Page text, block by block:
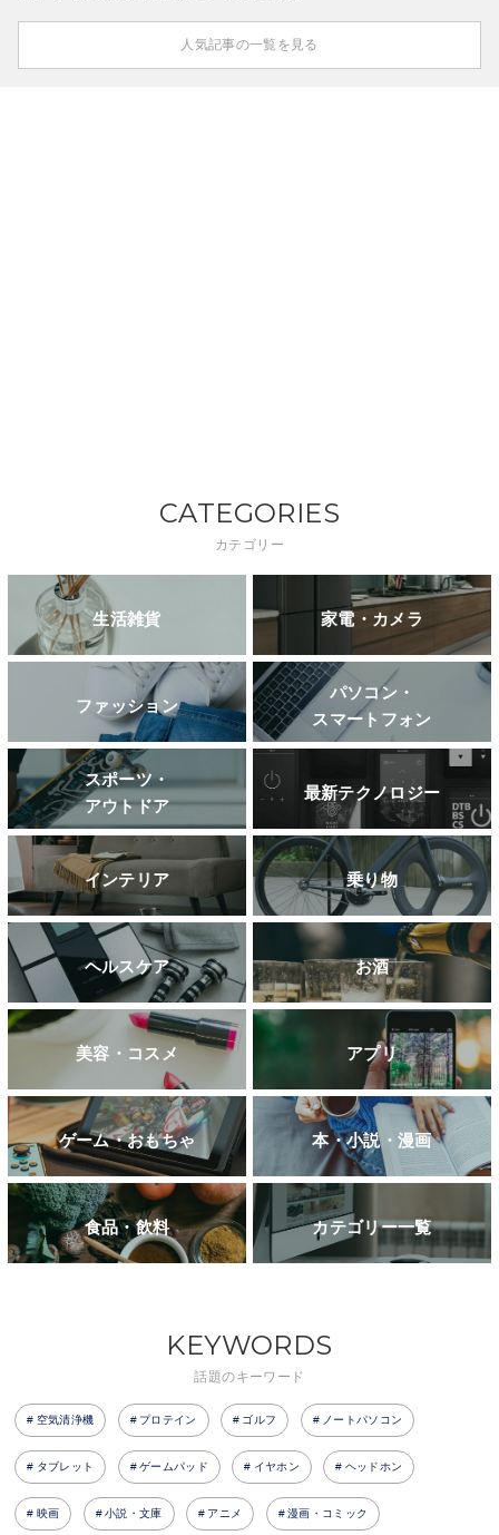
人気記事の一覧を見る
CATEGORIES
カテゴリー
生活雑貨 家電・カメラ
ファッション
パソコン・
スマートフォン
スポーツ・
アウトドア
最新テクノロジー
インテリア 乗り物
ヘルスケア お酒
美容・コスメ アプリ
ゲーム・おもちゃ 本・小説・漫画
食品・飲料 カテゴリー一覧
KEYWORDS
話題のキーワード
空気清浄機 プロテイン ゴルフ ノートパソコン
タブレット ゲームパッド イヤホン ヘッドホン
映画 小説・文庫 アニメ 漫画・コミック